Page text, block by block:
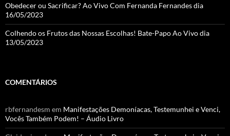
Obedecer ou Sacrificar? Ao Vivo Com Fernanda Fernandes dia
16/05/2023
Colhendo os Frutos das Nossas Escolhas! Bate-Papo Ao Vivo dia
13/05/2023
COMENTÁRIOS
rbfernandesm em Manifestações Demoníacas, Testemunhei e Venci,
Vocês Também Podem! – Áudio Livro